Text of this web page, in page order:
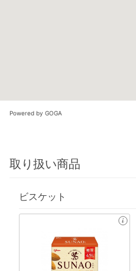
Powered by GOGA
取り扱い商品
ビスケット